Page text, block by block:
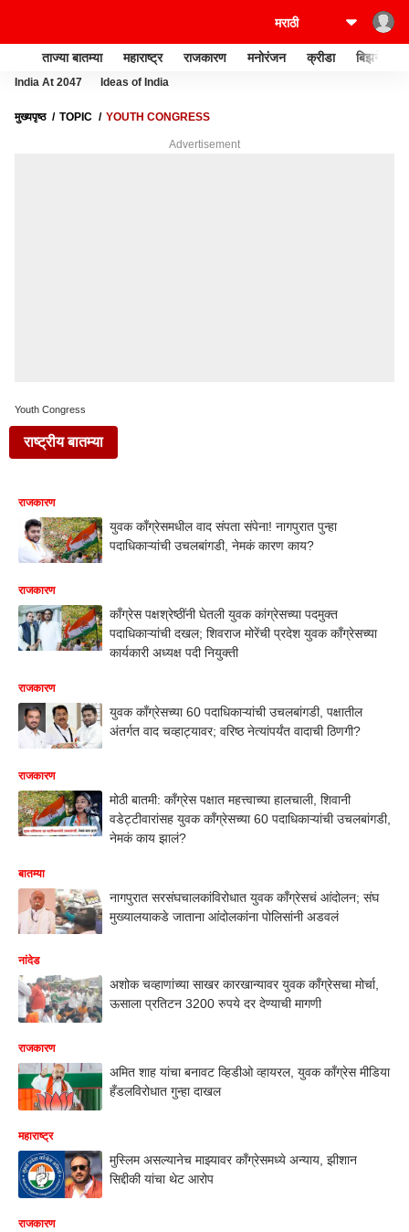
ताज्या बातम्या महाराष्ट्र राजकारण मनोरंजन क्रीडा बिझनेस
India At 2047 Ideas of India
मुख्यपृष्ठ TOPIC YOUTH CONGRESS
Advertisement
Youth Congress
राष्ट्रीय बातम्या
राजकारण
युवक काँग्रेसमधील वाद संपता संपेना! नागपुरात पुन्हा
पदाधिकाऱ्यांची उचलबांगडी, नेमकं कारण काय?
राजकारण
काँग्रेस पक्षश्रेष्ठींनी घेतली युवक कांग्रेसच्या पदमुक्त
पदाधिकाऱ्यांची दखल; शिवराज मोरेंची प्रदेश युवक काँग्रेसच्या
कार्यकारी अध्यक्ष पदी नियुक्ती
राजकारण
युवक काँग्रेसच्या 60 पदाधिकाऱ्यांची उचलबांगडी, पक्षातील
अंतर्गत वाद चव्हाट्यावर; वरिष्ठ नेत्यांपर्यंत वादाची ठिणगी?
राजकारण
मोठी बातमी: काँग्रेस पक्षात महत्त्वाच्या हालचाली, शिवानी
वडेट्टीवारांसह युवक काँग्रेसच्या 60 पदाधिकाऱ्यांची उचलबांगडी,
नेमकं काय झालं?
बातम्या
नागपुरात सरसंघचालकांविरोधात युवक काँग्रेसचं आंदोलन; संघ
मुख्यालयाकडे जाताना आंदोलकांना पोलिसांनी अडवलं
नांदेड
अशोक चव्हाणांच्या साखर कारखान्यावर युवक काँग्रेसचा मोर्चा,
ऊसाला प्रतिटन 3200 रुपये दर देण्याची मागणी
राजकारण
अमित शाह यांचा बनावट व्हिडीओ व्हायरल, युवक काँग्रेस मीडिया
हँडलविरोधात गुन्हा दाखल
महाराष्ट्र
मुस्लिम असल्यानेच माझ्यावर काँग्रेसमध्ये अन्याय, झीशान
सिद्दीकी यांचा थेट आरोप
राजकारण